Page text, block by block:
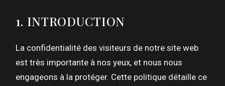
1. INTRODUCTION
La confidentialité des visiteurs de notre site web
est très importante à nos yeux, et nous nous
engageons à la protéger. Cette politique détaille ce